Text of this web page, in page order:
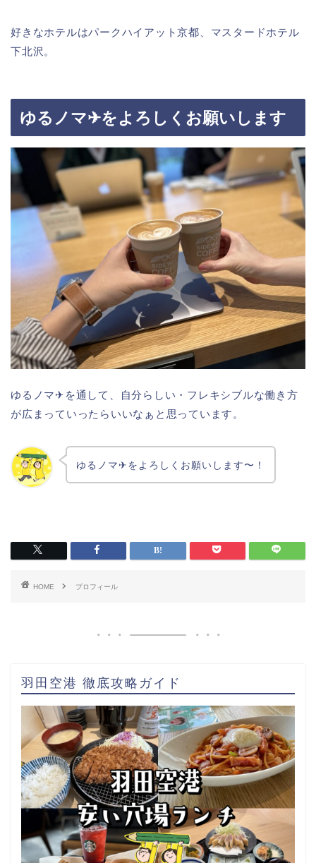
好きなホテルはパークハイアット京都、マスタードホテル
下北沢。
ゆるノマ✈︎をよろしくお願いします
ゆるノマ✈︎を通して、自分らしい・フレキシブルな働き方
が広まっていったらいいなぁと思っています。
ゆるノマ✈︎をよろしくお願いします〜！
HOME プロフィール
羽田空港 徹底攻略ガイド